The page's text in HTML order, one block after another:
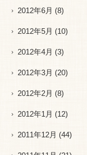
2012年6月 (8)
2012年5月 (10)
2012年4月 (3)
2012年3月 (20)
2012年2月 (8)
2012年1月 (12)
2011年12月 (44)